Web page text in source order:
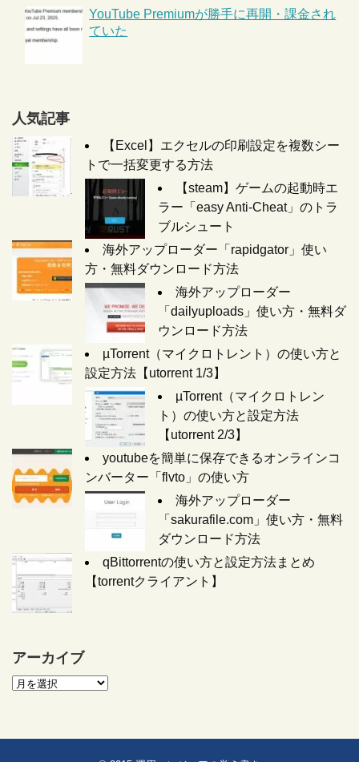
YouTube Premiumが勝手に再開・課金され
ていた
人気記事
【Excel】エクセルの印刷設定を複数シー
トで一括変更する方法
【steam】ゲームの起動時エ
ラー「easy Anti-Cheat」のトラ
ブルシュート
海外アップローダー「rapidgator」使い
方・無料ダウンロード方法
海外アップローダー
「dailyuploads」使い方・無料ダ
ウンロード方法
µTorrent（マイクロトレント）の使い方と
設定方法【utorrent 1/3】
µTorrent（マイクロトレン
ト）の使い方と設定方法
【utorrent 2/3】
youtubeを簡単に保存できるオンラインコ
ンバーター「flvto」の使い方
海外アップローダー
「sakurafile.com」使い方・無料
ダウンロード方法
qBittorrentの使い方と設定方法まとめ
【torrentクライアント】
アーカイブ